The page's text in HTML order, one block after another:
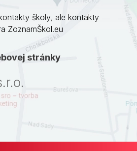
školy, ale kontakty
ZoznamŠkol.eu
stránky